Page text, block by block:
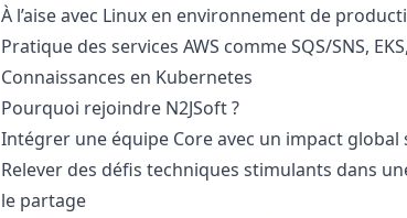
À l’aise avec Linux en environnement de
Pratique des services AWS comme SQS/SNS,
Connaissances en Kubernetes
Pourquoi rejoindre N2JSoft ?
Intégrer une équipe Core avec un impact global
Relever des défis techniques stimulants dans
le partage